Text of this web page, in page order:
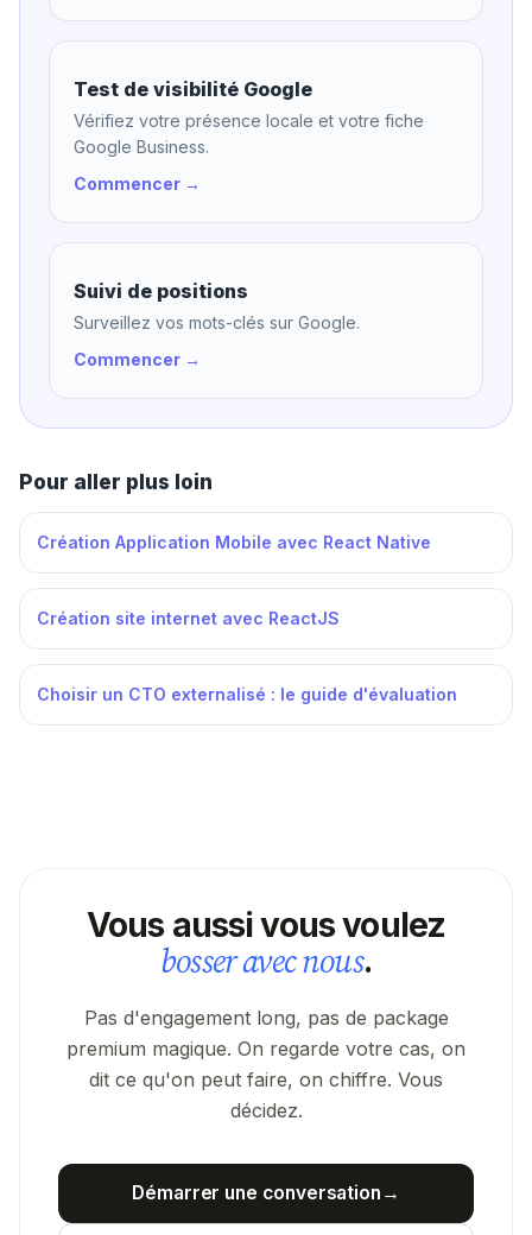
Test de visibilité Google
Vérifiez votre présence locale et votre fiche
Google Business.
Commencer →
Suivi de positions
Surveillez vos mots-clés sur Google.
Commencer →
Pour aller plus loin
Création Application Mobile avec React Native
Création site internet avec ReactJS
Choisir un CTO externalisé : le guide d'évaluation
Vous aussi vous voulez
bosser avec nous.
Pas d'engagement long, pas de package
premium magique. On regarde votre cas, on
dit ce qu'on peut faire, on chiffre. Vous
décidez.
Démarrer une conversation →